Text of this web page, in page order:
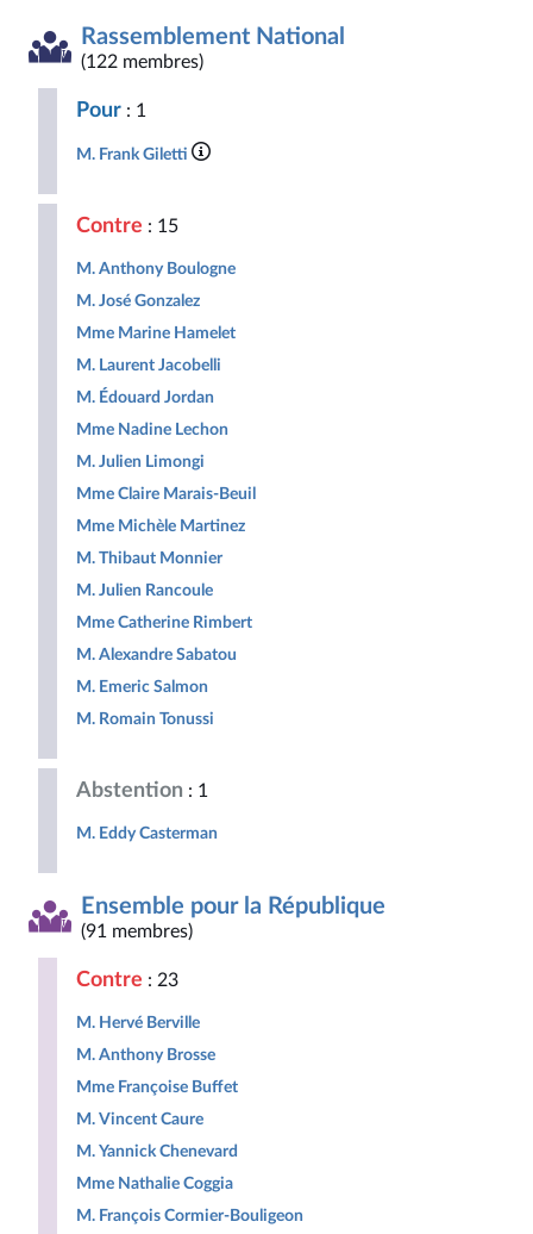
République
-
Nouveau
Front
Démocrate
Républicaine
des
non
Rassemblement National
(122 membres)
Pour : 1
M. Frank Giletti
Contre : 15
M. Anthony Boulogne
M. José Gonzalez
Mme Marine Hamelet
M. Laurent Jacobelli
M. Édouard Jordan
Mme Nadine Lechon
M. Julien Limongi
Mme Claire Marais-Beuil
Mme Michèle Martinez
M. Thibaut Monnier
M. Julien Rancoule
Mme Catherine Rimbert
M. Alexandre Sabatou
M. Emeric Salmon
M. Romain Tonussi
Abstention : 1
M. Eddy Casterman
Ensemble pour la République
(91 membres)
Contre : 23
M. Hervé Berville
M. Anthony Brosse
Mme Françoise Buffet
M. Vincent Caure
M. Yannick Chenevard
Mme Nathalie Coggia
M. François Cormier-Bouligeon